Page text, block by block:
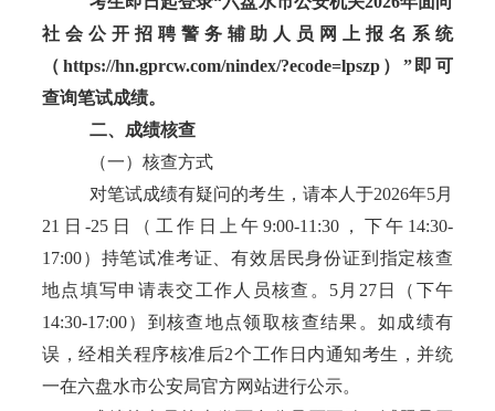
社会公开招聘警务辅助人员网上报名系统
（https://hn.gprcw.com/nindex/?ecode=lpszp） ”即可
查询笔试成绩。
二、成绩核查
（一）核查方式
对笔试成绩有疑问的考生，请本人于2026年5月
21日-25日（工作日上午9:00-11:30，下午14:30-
17:00）持笔试准考证、有效居民身份证到指定核查
地点填写申请表交工作人员核查。5月27日（下午
14:30-17:00）到核查地点领取核查结果。如成绩有
误，经相关程序核准后2个工作日内通知考生，并统
一在六盘水市公安局官方网站进行公示。